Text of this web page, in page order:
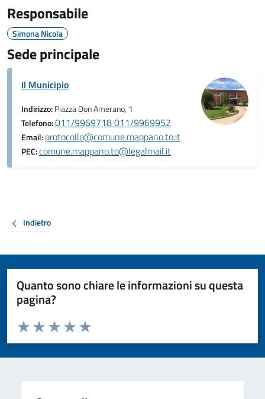
Responsabile
Simona Nicola
Sede principale
Il Municipio
Indirizzo:Piazza Don Amerano, 1
Telefono:011/9969718 011/9969952
Email:protocollo@comune.mappano.to.it
PEC:comune.mappano.to@legalmail.it
Indietro
Quanto sono chiare le informazioni su questa
pagina?
Valuta da 1 a 5 stelle la pagina
Valuta 5 stelle su 5
Valuta 4 stelle su 5
Valuta 3 stelle su 5
Valuta 2 stelle su 5
Valuta 1 stelle su 5